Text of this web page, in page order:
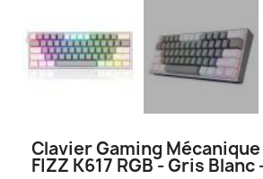
Clavier Gaming Mécanique
FIZZ K617 RGB - Gris